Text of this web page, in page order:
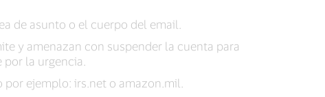
de asunto o el cuerpo del email.
y amenazan con suspender la cuenta para
la urgencia.
ejemplo: irs.net o amazon.mil.